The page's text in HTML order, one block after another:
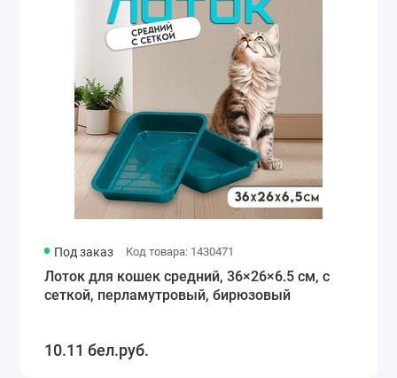
Под заказ Код товара: 1430471
Лоток для кошек средний, 36×26×6.5 см, с
сеткой, перламутровый, бирюзовый
10.11 бел.руб.